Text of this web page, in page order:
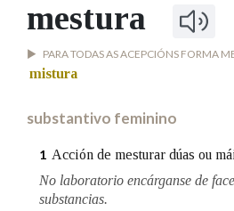
CASA-
Facebook
TwitterYoutubeInstagram
Bluesky
BUSCAR NOS LEMAS
Comeza por
Remata por
Contén
mestura
PARA TODAS AS ACEPCIÓNS FORMA
mistura
substantivo feminino
1 Acción de mesturar dúas ou
No laboratorio encárganse de
substancias.